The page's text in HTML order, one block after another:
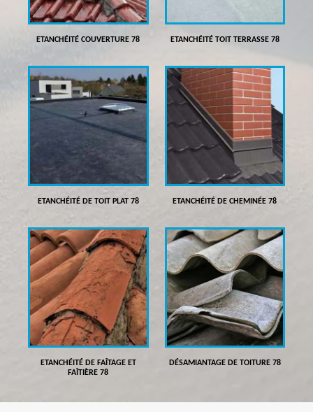
ETANCHÉITÉ COUVERTURE 78 ETANCHÉITÉ TOIT TERRASSE 78
ETANCHÉITÉ DE TOIT PLAT 78 ETANCHÉITÉ DE CHEMINÉE 78
ETANCHÉITÉ DE FAÎTAGE ET
FAÎTIÈRE 78
DÉSAMIANTAGE DE TOITURE 78